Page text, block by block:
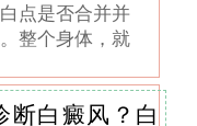
点是否合并并
整个身体，就